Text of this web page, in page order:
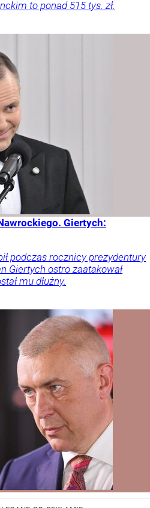
to ponad 515 tys. zł.
Giertych:
podczas rocznicy prezydentury
Giertych ostro zaatakował
mu dłużny.